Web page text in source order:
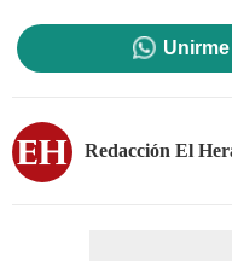
Redacción El